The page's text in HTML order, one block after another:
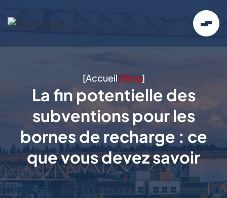
[Accueil/Blog]
La fin potentielle des
subventions pour les
bornes de recharge : ce
que vous devez savoir